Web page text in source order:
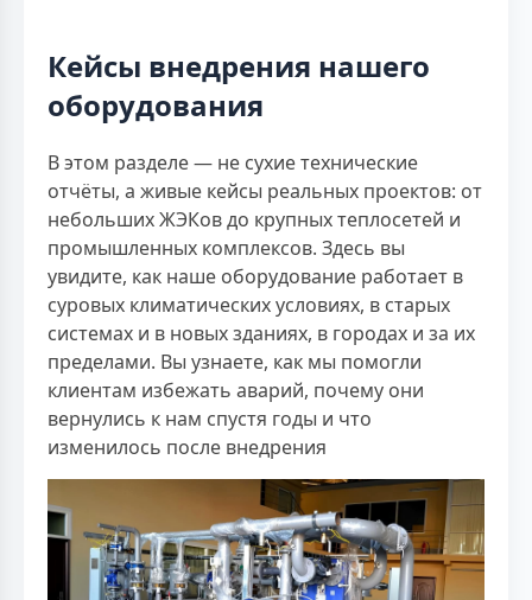
Кейсы внедрения нашего
оборудования
В этом разделе — не сухие технические
отчёты, а живые кейсы реальных проектов: от
небольших ЖЭКов до крупных теплосетей и
промышленных комплексов. Здесь вы
увидите, как наше оборудование работает в
суровых климатических условиях, в старых
системах и в новых зданиях, в городах и за их
пределами. Вы узнаете, как мы помогли
клиентам избежать аварий, почему они
вернулись к нам спустя годы и что
изменилось после внедрения